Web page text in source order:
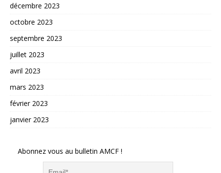
décembre 2023
octobre 2023
septembre 2023
juillet 2023
avril 2023
mars 2023
février 2023
janvier 2023
Abonnez vous au bulletin AMCF !